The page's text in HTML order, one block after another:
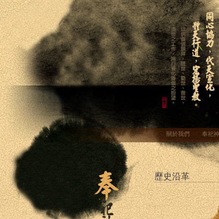
關於我們 奉祀
歷史沿革